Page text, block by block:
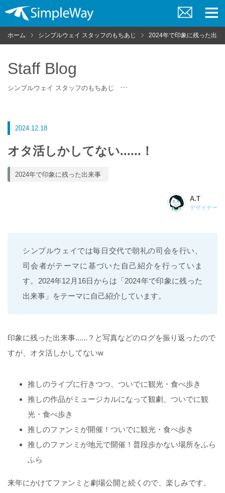
問
い
ニ
ュ
ホーム シンプルウェイ スタッフのもちあじ 2024年で印象に残った出来
Staff Blog
シンプルウェイ スタッフのもちあじ
2024.12.18
オタ活しかしてない......！
2024年で印象に残った出来事
A.T
デザイナー
シンプルウェイでは毎日交代で朝礼の司会を行い、
司会者がテーマに基づいた自己紹介を行っていま
す。2024年12月16日からは「2024年で印象に残った
出来事」をテーマに自己紹介しています。
印象に残った出来事......？と写真などのログを振り返ったので
すが、オタ活しかしてないw
推しのライブに行きつつ、ついでに観光・食べ歩き
推しの作品がミュージカルになって観劇、ついでに観
光・食べ歩き
推しのファンミが開催！ついでに観光・食べ歩き
推しのファンミが地元で開催！普段歩かない場所をふら
ふら
来年にかけてファンミと劇場公開と続くので、楽しみです。